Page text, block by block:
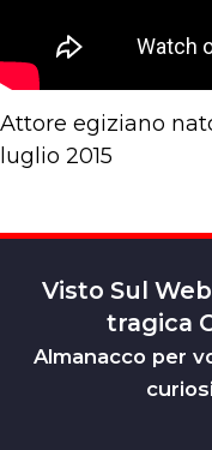
Attore egiziano
luglio 2015
Visto Sul
tragica
Almanacco per